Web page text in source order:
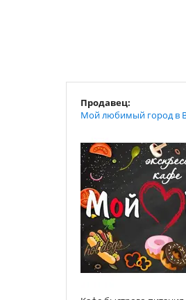
Продавец:
Мой любимый город в